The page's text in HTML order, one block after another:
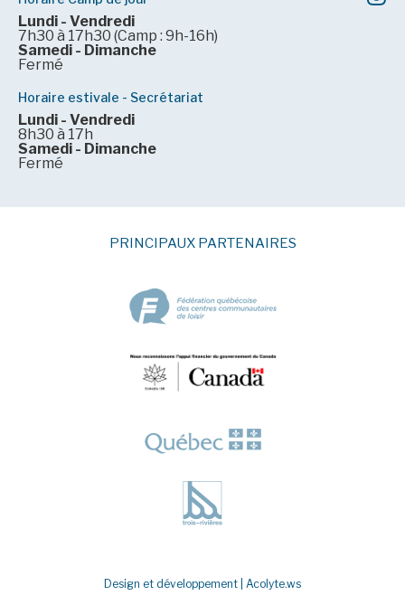
Lundi - Vendredi
7h30 à 17h30 (Camp : 9h-16h)
Samedi - Dimanche
Fermé
Horaire estivale - Secrétariat
Lundi - Vendredi
8h30 à 17h
Samedi - Dimanche
Fermé
PRINCIPAUX PARTENAIRES
Design et développement | Acolyte.ws